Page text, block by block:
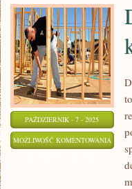
PAŹDZIERNIK - 7 - 2025
MOŻLIWOŚĆ KOMENTOWANIA DRZWI